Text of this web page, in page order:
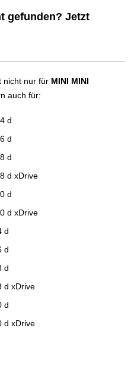
gefunden? Jetzt
nicht nur für MINI MINI
auch für:
d
d
d
d xDrive
d
d xDrive
d
d
d
d xDrive
d
d xDrive